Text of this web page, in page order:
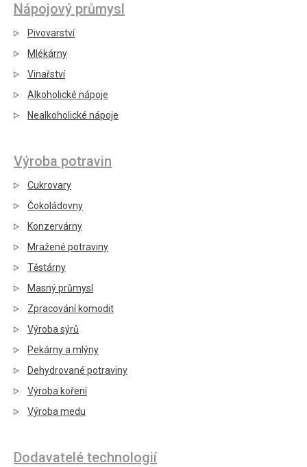
Nápojový průmysl
Pivovarství
Mlékárny
Vinařství
Alkoholické nápoje
Nealkoholické nápoje
Výroba potravin
Cukrovary
Čokoládovny
Konzervárny
Mražené potraviny
Těstárny
Masný průmysl
Zpracování komodit
Výroba sýrů
Pekárny a mlýny
Dehydrované potraviny
Výroba koření
Výroba medu
Dodavatelé technologií